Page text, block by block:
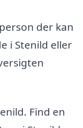
der kan
i Stenild eller
Find en